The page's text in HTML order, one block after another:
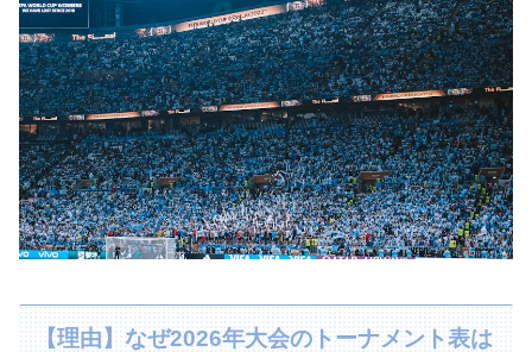
【理由】なぜ2026年大会のトーナメント表は